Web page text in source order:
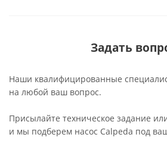
Задать
Наши квалифицированные
на любой ваш вопрос.
Присылайте техническое задание
и мы подберем насос Calpeda под